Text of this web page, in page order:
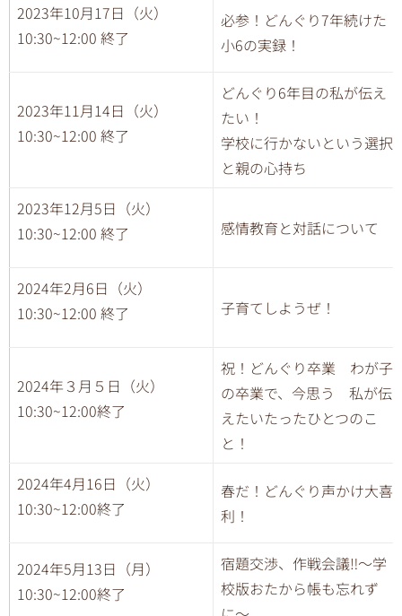
2023年10月17日（火）
10:30~12:00 終了
必参！どんぐり7年続けた
小6の実録！
2023年11月14日（火）
10:30~12:00 終了
どんぐり6年目の私が伝え
たい！
学校に行かないという選択
と親の心持ち
2023年12月5日（火）
10:30~12:00 終了
感情教育と対話について
2024年2月6日（火）
10:30~12:00 終了
子育てしようぜ！
2024年３月５日（火）
10:30~12:00終了
祝！どんぐり卒業 わが子
の卒業で、今思う 私が伝
えたいたったひとつのこ
と！
2024年4月16日（火）
10:30~12:00終了
春だ！どんぐり声かけ大喜
利！
2024年5月13日（月）
10:30~12:00終了
宿題交渉、作戦会議‼︎〜学
校版おたから帳も忘れず